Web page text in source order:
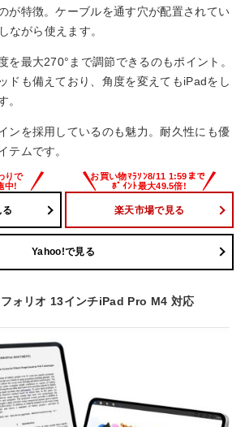
が特徴。ケーブルを通す穴が配置されてい
ながら使えます。
を最大270°まで調節できるのもポイント。
ドも備えており、角度を変えてもiPadをし
。
ンを採用しているのも魅力。耐久性にも優
テムです。
楽天市場で見る
Yahoo!で見る
ォリオ 13インチiPad Pro M4 対応